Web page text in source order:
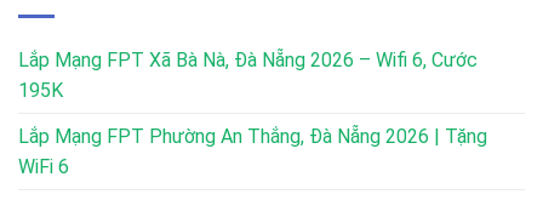
Lắp Mạng FPT Xã Bà Nà, Đà Nẵng 2026 – Wifi 6, Cước
195K
Lắp Mạng FPT Phường An Thắng, Đà Nẵng 2026 | Tặng
WiFi 6